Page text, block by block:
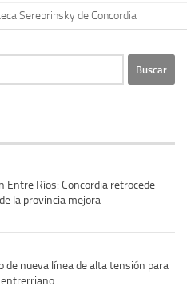
Serebrinsky de Concordia
Entre Ríos: Concordia retrocede
la provincia mejora
de nueva línea de alta tensión para